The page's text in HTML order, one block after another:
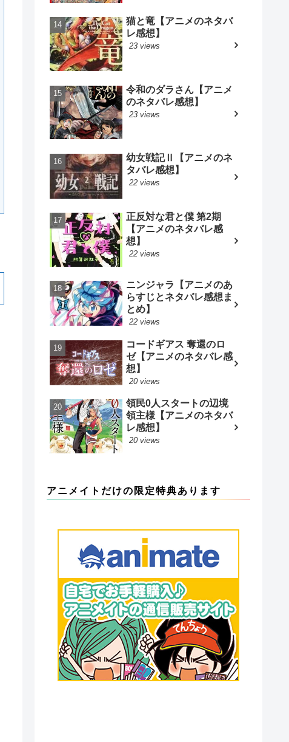
猫と竜【アニメのネタバ
レ感想】
23 views
令和のダラさん【アニメ
のネタバレ感想】
23 views
幼女戦記Ⅱ【アニメのネ
タバレ感想】
22 views
正反対な君と僕 第2期
【アニメのネタバレ感
想】
22 views
ニンジャラ【アニメのあ
らすじとネタバレ感想ま
とめ】
22 views
コードギアス 奪還のロ
ゼ【アニメのネタバレ感
想】
20 views
領民0人スタートの辺境
領主様【アニメのネタバ
レ感想】
20 views
アニメイトだけの限定特典あります